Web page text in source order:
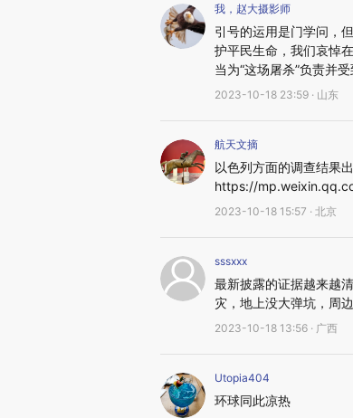
我，赵大摄影师
引号的运用是门学问，
护平民生命，我们哀悼
当为“这场屠杀”负责并
2023-10-18 23:59 · 山东
航天文摘
以色列方面的调查结果
https://
2023-10-18 15:57 · 北京
sssxxx
最新披露的证据越来越
灾，地上没大弹坑，周
2023-10-18 13:56 · 广西
Utopia404
环球同此凉热